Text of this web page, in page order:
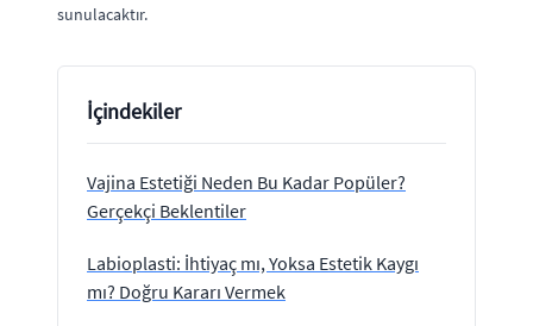
sunulacaktır.
İçindekiler
Vajina Estetiği Neden Bu Kadar Popüler?
Gerçekçi Beklentiler
Labioplasti: İhtiyaç mı, Yoksa Estetik Kaygı
mı? Doğru Kararı Vermek